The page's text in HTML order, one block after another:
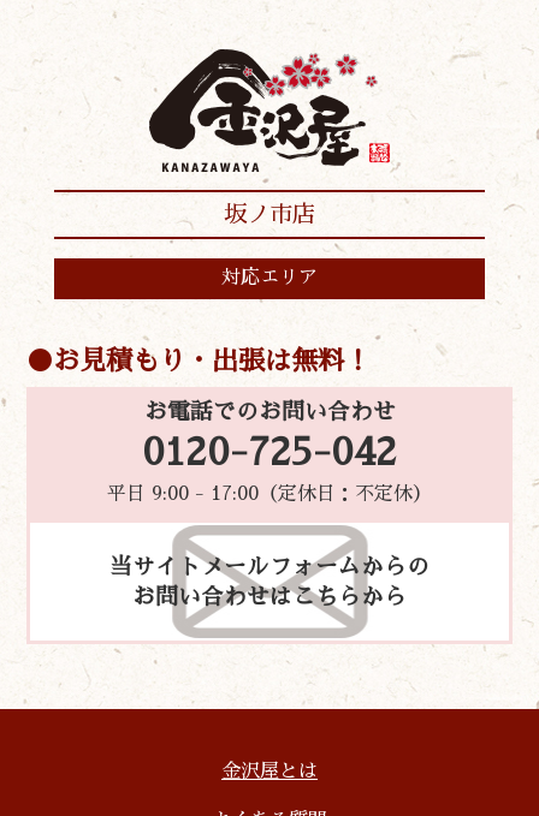
坂ノ市店
対応エリア
お見積もり・出張は無料！
お電話でのお問い合わせ
0120-725-042
平日 9:00 - 17:00（定休日：不定休）
当サイトメールフォームからの
お問い合わせはこちらから
金沢屋とは